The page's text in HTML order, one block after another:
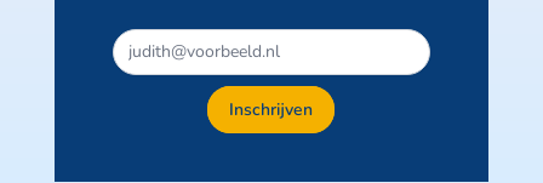
Inschrijven